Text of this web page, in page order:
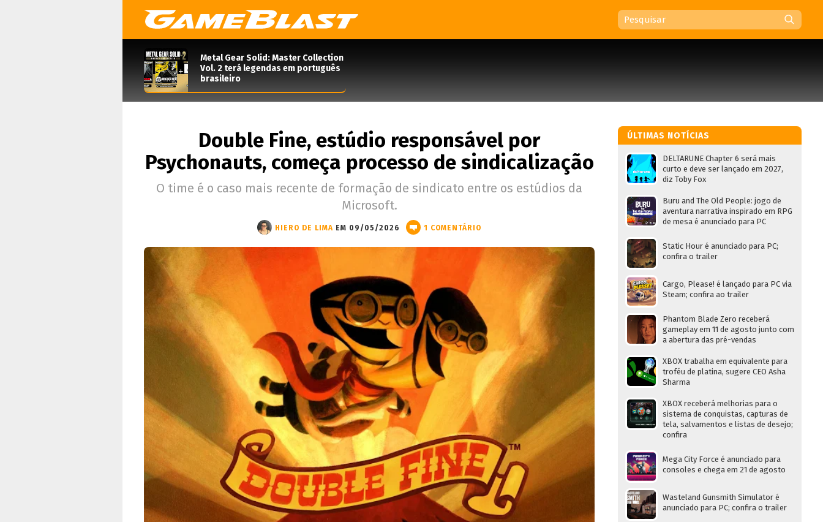
Metal Gear Solid: Master Collection
Vol. 2 terá legendas em português
brasileiro
Double Fine, estúdio responsável por
Psychonauts, começa processo de sindicalização
O time é o caso mais recente de formação de sindicato entre os estúdios da
Microsoft.
HIERO DE LIMA EM 09/05/2026 1 COMENTÁRIO
ÚLTIMAS NOTÍCIAS
DELTARUNE Chapter 6 será mais
curto e deve ser lançado em 2027,
diz Toby Fox
Buru and The Old People: jogo de
aventura narrativa inspirado em RPG
de mesa é anunciado para PC
Static Hour é anunciado para PC;
confira o trailer
Cargo, Please! é lançado para PC via
Steam; confira ao trailer
Phantom Blade Zero receberá
gameplay em 11 de agosto junto com
a abertura das pré-vendas
XBOX trabalha em equivalente para
troféu de platina, sugere CEO Asha
Sharma
XBOX receberá melhorias para o
sistema de conquistas, capturas de
tela, salvamentos e listas de desejo;
confira
Mega City Force é anunciado para
consoles e chega em 21 de agosto
Wasteland Gunsmith Simulator é
anunciado para PC; confira o trailer